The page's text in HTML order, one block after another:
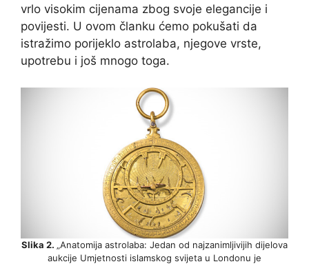
vrlo visokim cijenama zbog svoje elegancije i
povijesti. U ovom članku ćemo pokušati da
istražimo porijeklo astrolaba, njegove vrste,
upotrebu i još mnogo toga.
Slika 2. „Anatomija astrolaba: Jedan od najzanimljivijih dijelova
aukcije Umjetnosti islamskog svijeta u Londonu je